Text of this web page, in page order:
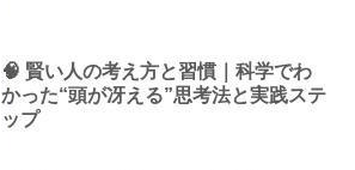
🧠 賢い人の考え方と習慣｜科学でわ
かった“頭が冴える”思考法と実践ステ
ップ